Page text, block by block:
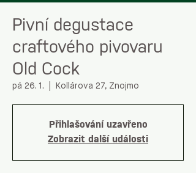
Pivní degustace
craftového pivovaru
Old Cock
pá 26. 1. Kollárova 27, Znojmo
Přihlašování uzavřeno
Zobrazit další události